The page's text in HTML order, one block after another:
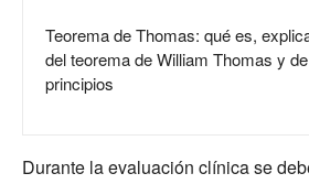
Teorema de Thomas: qué es,
del teorema de William Thomas y
principios
Durante la evaluación clínica se